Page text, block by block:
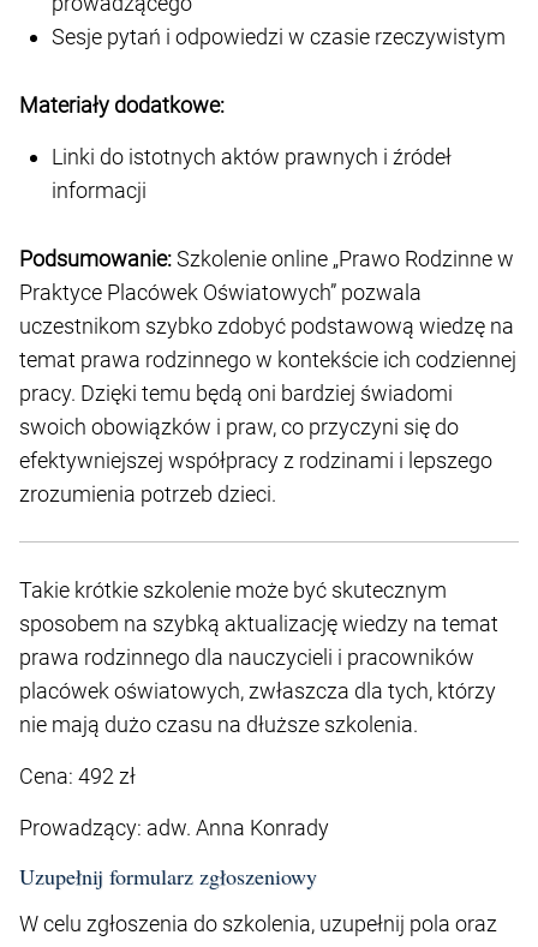
Sesje pytań i odpowiedzi w czasie rzeczywistym
Materiały dodatkowe:
Linki do istotnych aktów prawnych i źródeł
informacji
Podsumowanie:Szkolenie online „Prawo Rodzinne w
Praktyce Placówek Oświatowych” pozwala
uczestnikom szybko zdobyć podstawową wiedzę na
temat prawa rodzinnego w kontekście ich codziennej
pracy. Dzięki temu będą oni bardziej świadomi
swoich obowiązków i praw, co przyczyni się do
efektywniejszej współpracy z rodzinami i lepszego
zrozumienia potrzeb dzieci.
Takie krótkie szkolenie może być skutecznym
sposobem na szybką aktualizację wiedzy na temat
prawa rodzinnego dla nauczycieli i pracowników
placówek oświatowych, zwłaszcza dla tych, którzy
nie mają dużo czasu na dłuższe szkolenia.
Cena: 492 zł
Prowadzący: adw. Anna Konrady
Uzupełnij formularz zgłoszeniowy
W celu zgłoszenia do szkolenia, uzupełnij pola oraz